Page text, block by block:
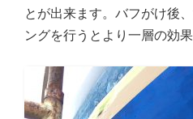
とが出来ます。バフがけ後
ングを行うとより一層の効果